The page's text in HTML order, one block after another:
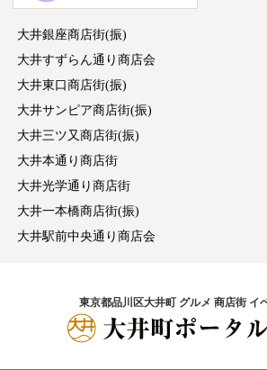
大井銀座商店街(振)
大井すずらん通り商店会
大井東口商店街(振)
大井サンピア商店街(振)
大井三ツ又商店街(振)
大井本通り商店街
大井光学通り商店街
大井一本橋商店街(振)
大井駅前中央通り商店会
東京都品川区大井町 グルメ 商店街 イ